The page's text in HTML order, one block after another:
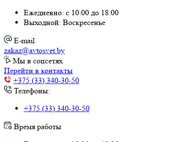
Ежедневно: с 10:00 до 18:00
Выходной: Воскресенье
E-mail
zakaz@avtosvet.by
Мы в соцсетях
Перейти в контакты
+375 (33) 340-30-50
Телефоны:
+375 (33) 340-30-50
Время работы